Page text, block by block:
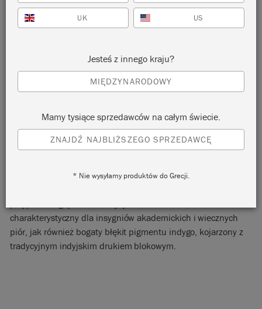
OXFORD NAVY
charakterystyczny dla insygniów akademickich i wiecznych
piór, jak również bogaty błękit pigmentu indygo, kojarzony z
tradycyjnym indyjskim drukiem blokowym.
UK US
Jesteś z innego kraju?
MIĘDZYNARODOWY
Mamy tysiące sprzedawców na całym świecie.
ZNAJDŹ NAJBLIŻSZEGO SPRZEDAWCĘ
* Nie wysyłamy produktów do Grecji.